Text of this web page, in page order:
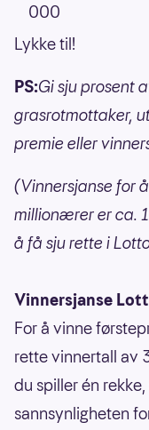
000
Lykke til!
PS:Gi sju prosent
grasrotmottaker,
premie eller
(Vinnersjanse for
millionærer er ca.
å få sju rette i
Vinnersjanse
For å vinne
rette vinnertall av
du spiller én
sannsynligheten